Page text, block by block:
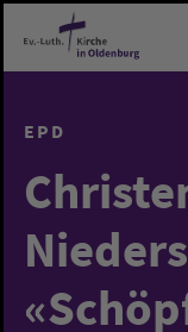
Zum Hauptinhalt
EPD